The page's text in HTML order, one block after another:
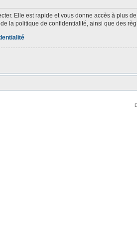
Elle est rapide et vous donne accès à plus
la politique de confidentialité, ainsi que des